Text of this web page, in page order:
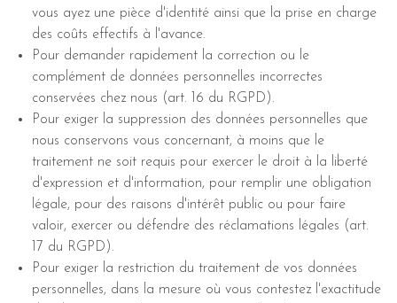
vous ayez une pièce d'identité ainsi que la prise en charge
des coûts effectifs à l'avance.
Pour demander rapidement la correction ou le
complément de données personnelles incorrectes
conservées chez nous (art. 16 du RGPD).
Pour exiger la suppression des données personnelles que
nous conservons vous concernant, à moins que le
traitement ne soit requis pour exercer le droit à la liberté
d'expression et d'information, pour remplir une obligation
légale, pour des raisons d'intérêt public ou pour faire
valoir, exercer ou défendre des réclamations légales (art.
17 du RGPD).
Pour exiger la restriction du traitement de vos données
personnelles, dans la mesure où vous contestez l'exactitude